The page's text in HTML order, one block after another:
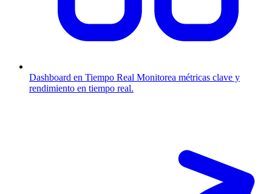
Dashboard en Tiempo Real Monitorea métricas clave y
rendimiento en tiempo real.